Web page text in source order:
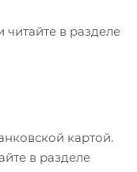
в разделе
картой.
в разделе